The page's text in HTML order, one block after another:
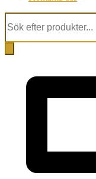
Products
search